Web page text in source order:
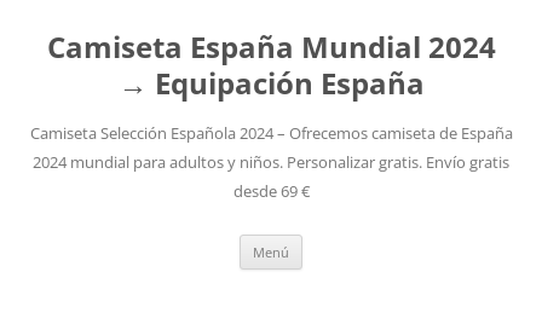
Camiseta España Mundial 2024
→ Equipación España
Camiseta Selección Española 2024 – Ofrecemos camiseta de España
2024 mundial para adultos y niños. Personalizar gratis. Envío gratis
desde 69 €
Menú